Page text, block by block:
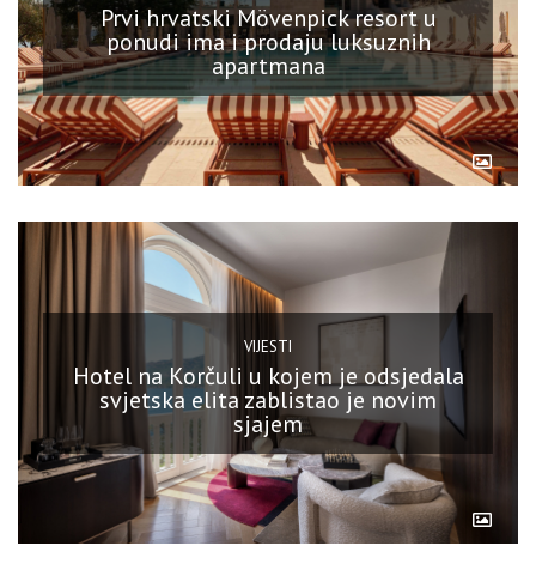
Prvi hrvatski Mövenpick resort u
ponudi ima i prodaju luksuznih
apartmana
VIJESTI
Hotel na Korčuli u kojem je odsjedala
svjetska elita zablistao je novim
sjajem